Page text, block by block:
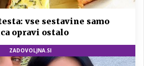
vse sestavine samo
opravi ostalo
ZADOVOLJNA.SI